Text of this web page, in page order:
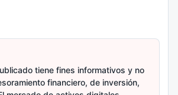
tiene fines informativos y no
financiero, de inversión,